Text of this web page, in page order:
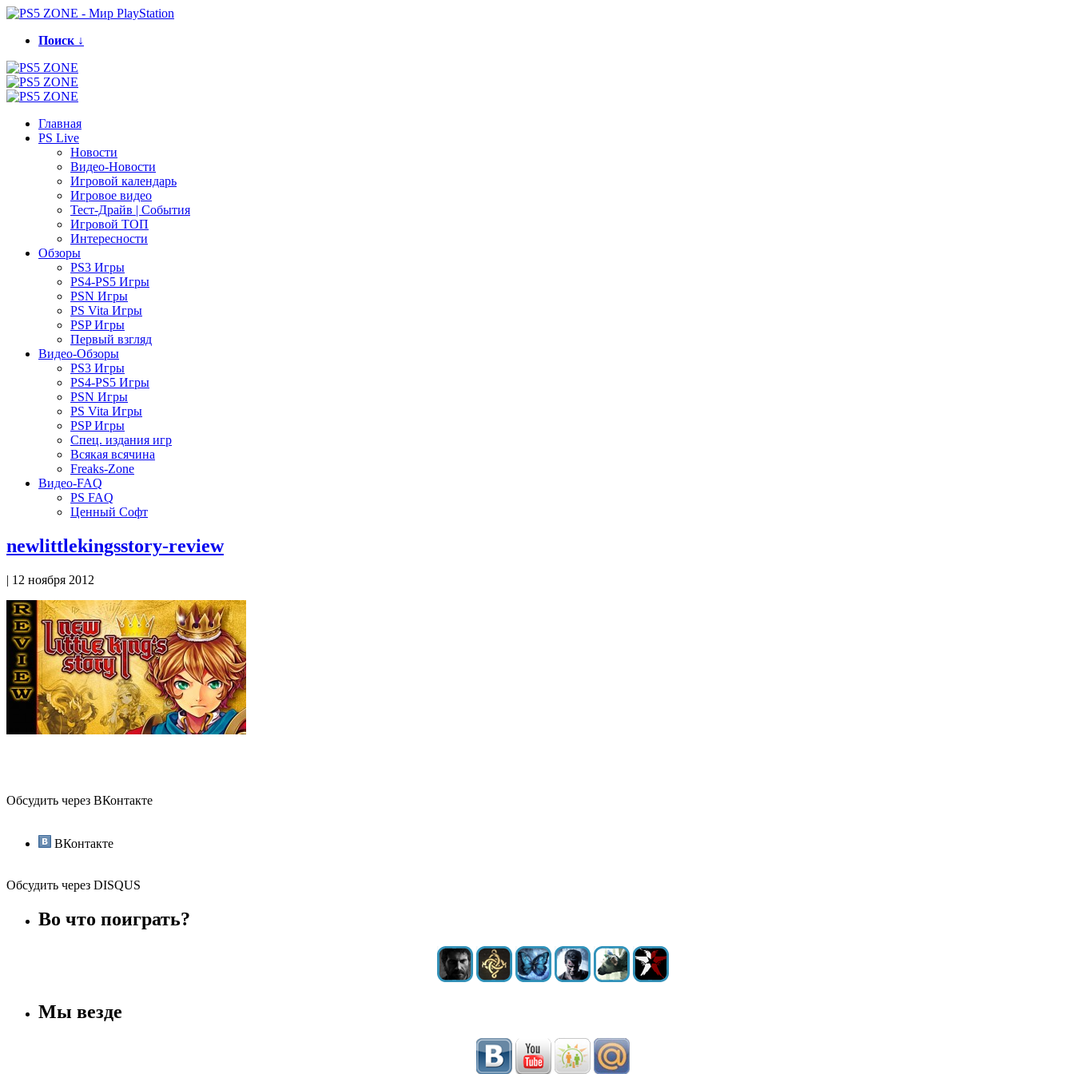
Поиск ↓
Главная
PS Live
Новости
Видео-Новости
Игровой календарь
Игровое видео
Тест-Драйв | События
Игровой ТОП
Интересности
Обзоры
PS3 Игры
PS4-PS5 Игры
PSN Игры
PS Vita Игры
PSP Игры
Первый взгляд
Видео-Обзоры
PS3 Игры
PS4-PS5 Игры
PSN Игры
PS Vita Игры
PSP Игры
Спец. издания игр
Всякая всячина
Freaks-Zone
Видео-FAQ
PS FAQ
Ценный Софт
newlittlekingsstory-review
| 12 ноября 2012
Обсудить через ВКонтакте
ВКонтакте
Обсудить через DISQUS
Во что поиграть?
Мы везде